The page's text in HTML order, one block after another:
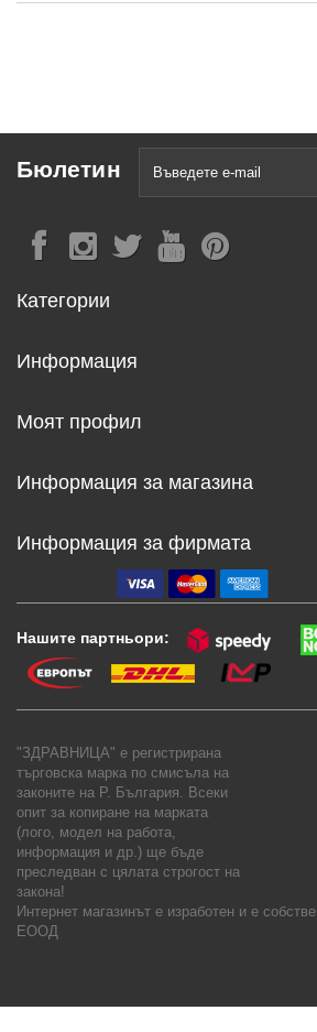
Бюлетин
Категории
Информация
Моят профил
Информация за магазина
Информация за фирмата
Нашите партньори:
"ЗДРАВНИЦА" е регистрирана
търговска марка по смисъла на
законите на Р. България. Всеки
опит за копиране на марката
(лого, модел на работа,
информация и др.) ще бъде
преследван с цялата строгост на
закона!
Интернет магазинът е изработен и е
ЕООД